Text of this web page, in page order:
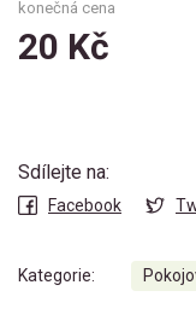
konečná cena
20 Kč
Sdílejte na:
Facebook
Kategorie: